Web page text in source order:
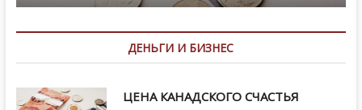
ДЕНЬГИ И БИЗНЕС
ЦЕНА КАНАДСКОГО СЧАСТЬЯ